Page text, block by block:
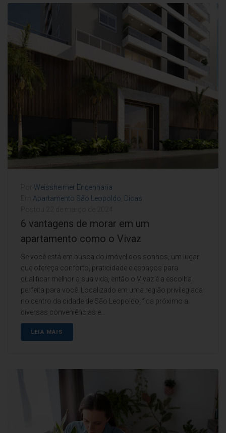
Weissheimer Engenharia
Apartamento São Leopoldo Dicas
6 vantagens de morar em um
apartamento como o Vivaz
Se você está em busca do imóvel dos sonhos, um lugar
que ofereça conforto, praticidade e espaços para
qualificar melhor a sua vida, então o Vivaz é a escolha
perfeita para você. Localizado em uma região privilegiada
no centro da cidade de São Leopoldo, fica próximo a
diversas conveniências e...
LEIA MAIS